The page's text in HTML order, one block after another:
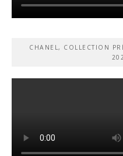
CHANEL, COLLECTION